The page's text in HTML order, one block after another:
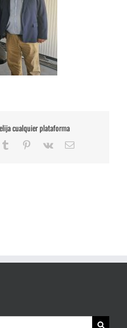
cualquier plataforma
Tumblr Pinterest
Vk
Correo